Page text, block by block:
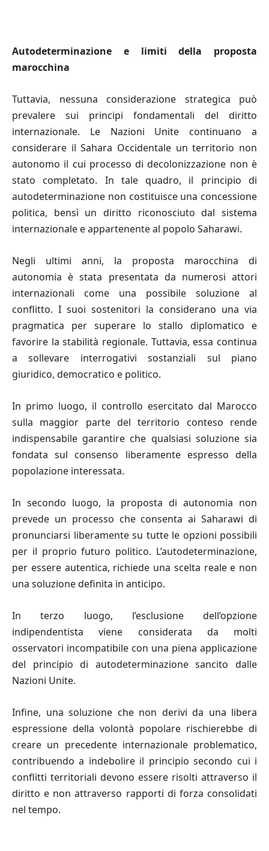
Autodeterminazione e limiti della proposta
marocchina
Tuttavia, nessuna considerazione strategica può
prevalere sui principi fondamentali del diritto
internazionale. Le Nazioni Unite continuano a
considerare il Sahara Occidentale un territorio non
autonomo il cui processo di decolonizzazione non è
stato completato. In tale quadro, il principio di
autodeterminazione non costituisce una concessione
politica, bensì un diritto riconosciuto dal sistema
internazionale e appartenente al popolo Saharawi.
Negli ultimi anni, la proposta marocchina di
autonomia è stata presentata da numerosi attori
internazionali come una possibile soluzione al
conflitto. I suoi sostenitori la considerano una via
pragmatica per superare lo stallo diplomatico e
favorire la stabilità regionale. Tuttavia, essa continua
a sollevare interrogativi sostanziali sul piano
giuridico, democratico e politico.
In primo luogo, il controllo esercitato dal Marocco
sulla maggior parte del territorio conteso rende
indispensabile garantire che qualsiasi soluzione sia
fondata sul consenso liberamente espresso della
popolazione interessata.
In secondo luogo, la proposta di autonomia non
prevede un processo che consenta ai Saharawi di
pronunciarsi liberamente su tutte le opzioni possibili
per il proprio futuro politico. L’autodeterminazione,
per essere autentica, richiede una scelta reale e non
una soluzione definita in anticipo.
In terzo luogo, l’esclusione dell’opzione
indipendentista viene considerata da molti
osservatori incompatibile con una piena applicazione
del principio di autodeterminazione sancito dalle
Nazioni Unite.
Infine, una soluzione che non derivi da una libera
espressione della volontà popolare rischierebbe di
creare un precedente internazionale problematico,
contribuendo a indebolire il principio secondo cui i
conflitti territoriali devono essere risolti attraverso il
diritto e non attraverso rapporti di forza consolidati
nel tempo.